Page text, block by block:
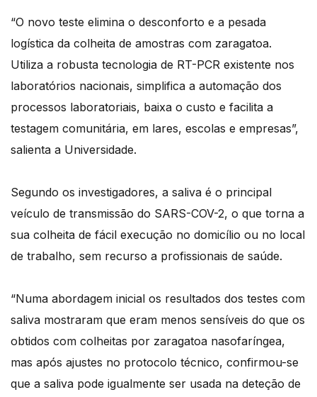
“O novo teste elimina o desconforto e a pesada
logística da colheita de amostras com zaragatoa.
Utiliza a robusta tecnologia de RT-PCR existente nos
laboratórios nacionais, simplifica a automação dos
processos laboratoriais, baixa o custo e facilita a
testagem comunitária, em lares, escolas e empresas”,
salienta a Universidade.
Segundo os investigadores, a saliva é o principal
veículo de transmissão do SARS-COV-2, o que torna a
sua colheita de fácil execução no domicílio ou no local
de trabalho, sem recurso a profissionais de saúde.
“Numa abordagem inicial os resultados dos testes com
saliva mostraram que eram menos sensíveis do que os
obtidos com colheitas por zaragatoa nasofaríngea,
mas após ajustes no protocolo técnico, confirmou-se
que a saliva pode igualmente ser usada na deteção de